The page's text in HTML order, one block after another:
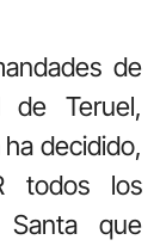
de
de Teruel,
decidido,
todos los
que